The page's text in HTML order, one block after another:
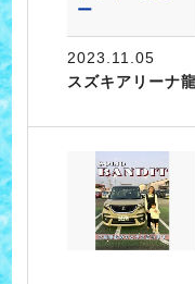
ー
2023.11.05
スズキアリーナ